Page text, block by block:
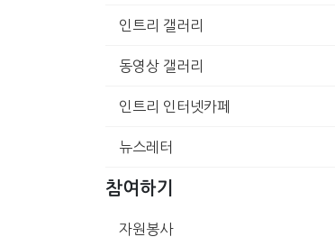
인트리 갤러리
동영상 갤러리
인트리 인터넷카페
뉴스레터
참여하기
자원봉사